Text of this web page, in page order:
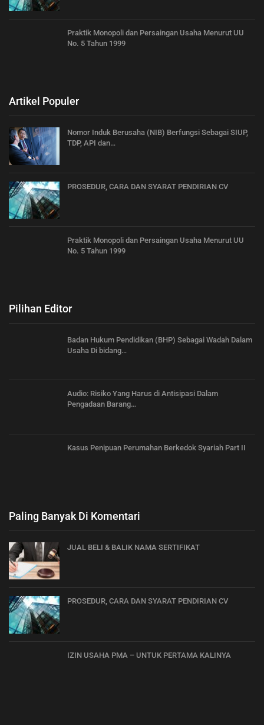
Praktik Monopoli dan Persaingan Usaha Menurut UU
No. 5 Tahun 1999
Artikel Populer
Nomor Induk Berusaha (NIB) Berfungsi Sebagai SIUP,
TDP, API dan…
PROSEDUR, CARA DAN SYARAT PENDIRIAN CV
Praktik Monopoli dan Persaingan Usaha Menurut UU
No. 5 Tahun 1999
Pilihan Editor
Badan Hukum Pendidikan (BHP) Sebagai Wadah Dalam
Usaha Di bidang…
Audio: Risiko Yang Harus di Antisipasi Dalam
Pengadaan Barang…
Kasus Penipuan Perumahan Berkedok Syariah Part II
Paling Banyak Di Komentari
JUAL BELI & BALIK NAMA SERTIFIKAT
PROSEDUR, CARA DAN SYARAT PENDIRIAN CV
IZIN USAHA PMA – UNTUK PERTAMA KALINYA